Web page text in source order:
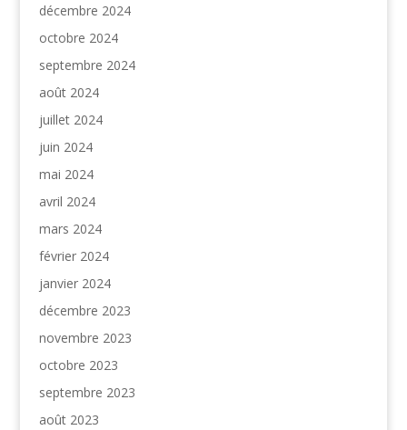
décembre 2024
octobre 2024
septembre 2024
août 2024
juillet 2024
juin 2024
mai 2024
avril 2024
mars 2024
février 2024
janvier 2024
décembre 2023
novembre 2023
octobre 2023
septembre 2023
août 2023